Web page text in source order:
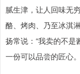
腻生津，让人回味无
酪、烤肉、乃至冰淇
扬常说：“我卖的不
一份可以品尝的匠心